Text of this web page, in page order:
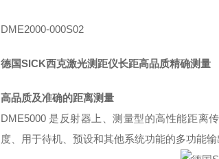
DME2000-000S02
德国SICK西克激光测距仪长距高品质精确测量
高品质及准确的距离测量
DME5000 是反射器上、测量型的高性能距离
度、用于待机、预设和其他系统功能的多功能输